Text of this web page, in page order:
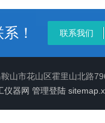
！ 联系我们
山市花山区霍里山北路
仪器网 管理登陆